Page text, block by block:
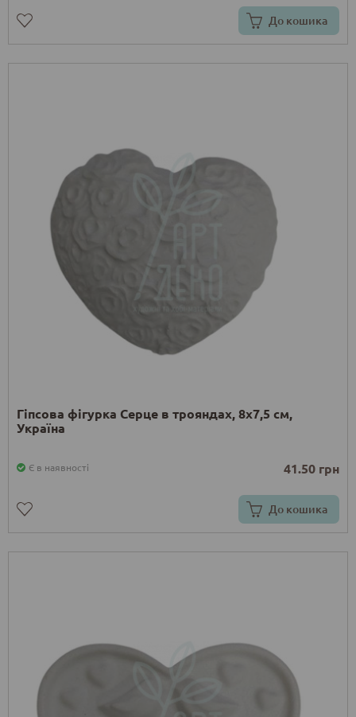
До кошика
Гіпсова фігурка Серце в трояндах, 8х7,5 см,
Україна
Є в наявності 41.50 грн
До кошика